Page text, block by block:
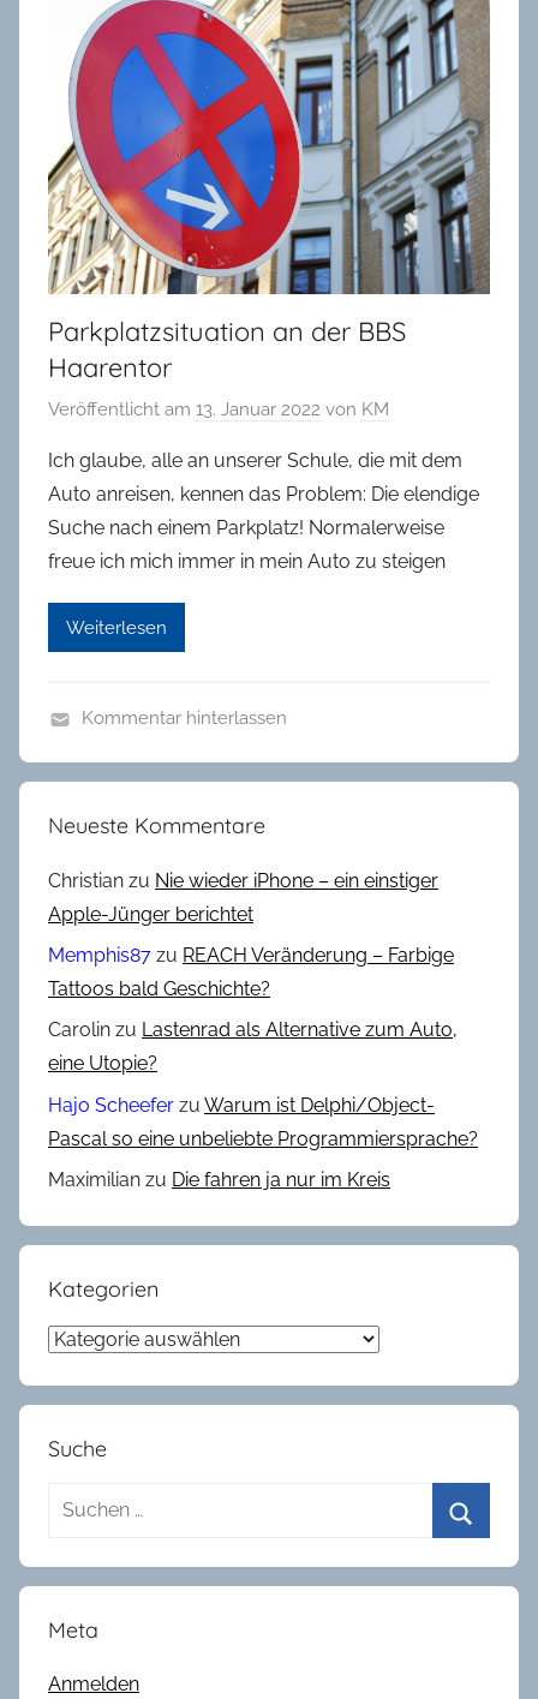
Oldenburg
Parkplatzsituation an der BBS
Haarentor
Veröffentlicht am 13. Januar 2022 von KM
Ich glaube, alle an unserer Schule, die mit dem
Auto anreisen, kennen das Problem: Die elendige
Suche nach einem Parkplatz! Normalerweise
freue ich mich immer in mein Auto zu steigen
Weiterlesen
u
i
l
u
n
g
,
K
s
,
R
n
o
m
Kommentar hinterlassen
Neueste Kommentare
Christian zu Nie wieder iPhone – ein einstiger
Apple-Jünger berichtet
Memphis87 zu REACH Veränderung – Farbige
Tattoos bald Geschichte?
Carolin zu Lastenrad als Alternative zum Auto,
eine Utopie?
Hajo Scheefer zu Warum ist Delphi/Object-
Pascal so eine unbeliebte Programmiersprache?
Maximilian zu Die fahren ja nur im Kreis
Kategorien
Kategorien
Suche
Suchen
Meta
Anmelden